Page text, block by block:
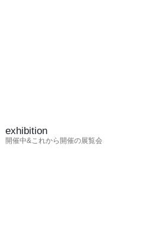
exhibition
開催中&これから開催の展覧会